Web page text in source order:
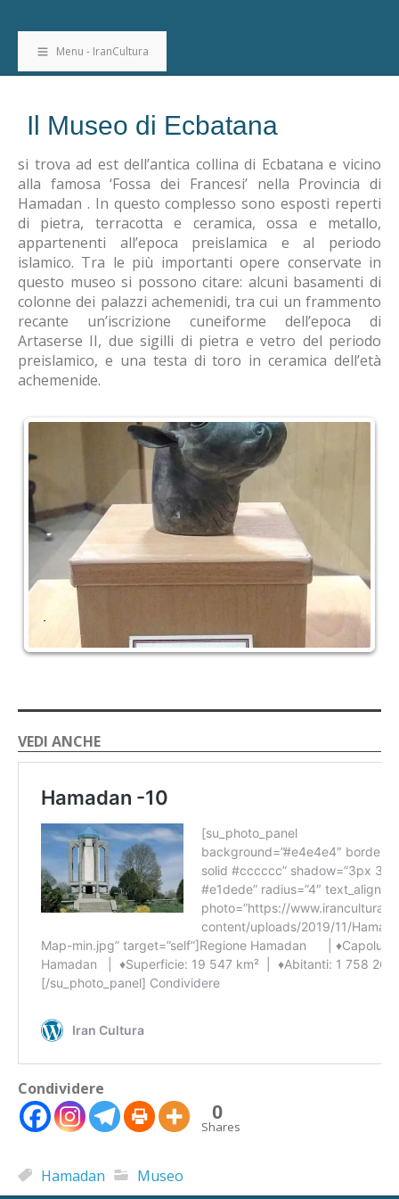
Menu - IranCultura
Il Museo di Ecbatana
si trova ad est dell’antica collina di Ecbatana e vicino
alla famosa ‘Fossa dei Francesi’ nella Provincia di
Hamadan . In questo complesso sono esposti reperti
di pietra, terracotta e ceramica, ossa e metallo,
appartenenti all’epoca preislamica e al periodo
islamico. Tra le più importanti opere conservate in
questo museo si possono citare: alcuni basamenti di
colonne dei palazzi achemenidi, tra cui un frammento
recante un’iscrizione cuneiforme dell’epoca di
Artaserse II, due sigilli di pietra e vetro del periodo
preislamico, e una testa di toro in ceramica dell’età
achemenide.
VEDI ANCHE
Condividere
0
Shares
Hamadan Museo
Alto Contrasto
Modalità Scura
Evidenzia Link